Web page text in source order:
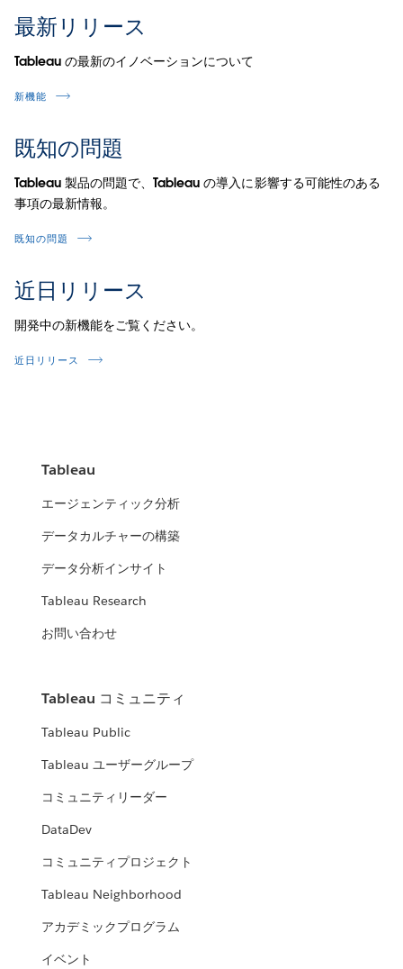
最新リリース
Tableau の最新のイノベーションについて
新機能
既知の問題
Tableau 製品の問題で、Tableau の導入に影響する可能性のある
事項の最新情報。
既知の問題
近日リリース
開発中の新機能をご覧ください。
近日リリース
Tableau
エージェンティック分析
データカルチャーの構築
データ分析インサイト
Tableau Research
お問い合わせ
Tableau コミュニティ
Tableau Public
Tableau ユーザーグループ
コミュニティリーダー
DataDev
コミュニティプロジェクト
Tableau Neighborhood
アカデミックプログラム
イベント